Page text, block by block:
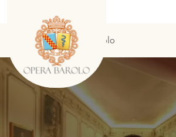
Sito Ufficiale Opera Barolo